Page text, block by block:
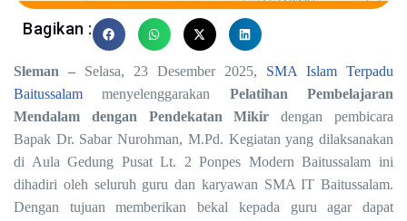
Bagikan :
Sleman – Selasa, 23 Desember2025, SMA Islam Terpadu
Baitussalam menyelenggarakan Pelatihan Pembelajaran
Mendalam dengan Pendekatan Mikirdengan pembicara
Bapak Dr. Sabar Nurohman, M.Pd. Kegiatan yang dilaksanakan
di Aula Gedung Pusat Lt. 2 Ponpes Modern Baitussalam ini
dihadiri oleh seluruh guru dan karyawan SMA IT Baitussalam.
Dengan tujuan memberikan bekal kepada guru agar dapat